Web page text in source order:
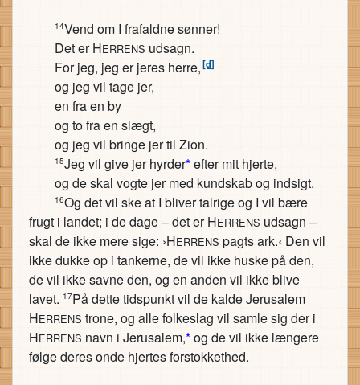
14Vend om I frafaldne sønner!
Det er HERRENS udsagn.
For jeg, jeg er jeres herre,[d]
og jeg vil tage jer,
en fra en by
og to fra en slægt,
og jeg vil bringe jer til Zion.
15Jeg vil give jer hyrder*efter mit hjerte,
og de skal vogte jer med kundskab og indsigt.
16Og det vil ske at I bliver talrige og I vil bære
frugt i landet; i de dage – det er HERRENS udsagn –
skal de ikke mere sige: ›HERRENS pagts ark.‹ Den vil
ikke dukke op i tankerne, de vil ikke huske på den,
de vil ikke savne den, og en anden vil ikke blive
lavet. 17På dette tidspunkt vil de kalde Jerusalem
HERRENS trone, og alle folkeslag vil samle sig der i
HERRENS navn i Jerusalem,*og de vil ikke længere
følge deres onde hjertes forstokkethed.